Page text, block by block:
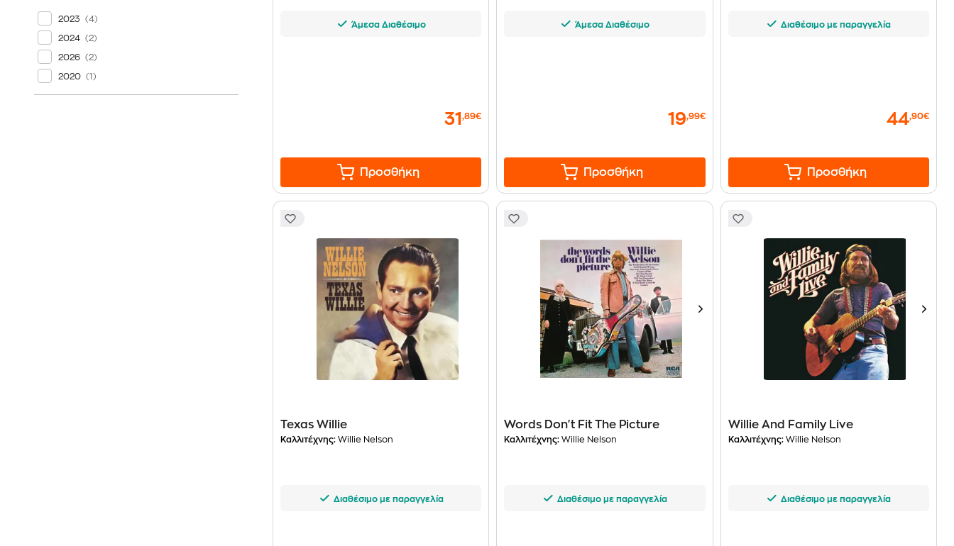
2023
2024
2026
2020
Άμεσα Διαθέσιμο
31,89€
Προσθήκη
Άμεσα Διαθέσιμο
19,99€
Προσθήκη
Διαθέσιμο με παραγγελία
44,90€
Προσθήκη
Texas Willie
Καλλιτέχνης: Willie Nelson
Διαθέσιμο με παραγγελία
Words Don't Fit The Picture
Καλλιτέχνης: Willie Nelson
Διαθέσιμο με παραγγελία
Willie And Family Live
Καλλιτέχνης:Willie Nelson
Διαθέσιμο με παραγγελία